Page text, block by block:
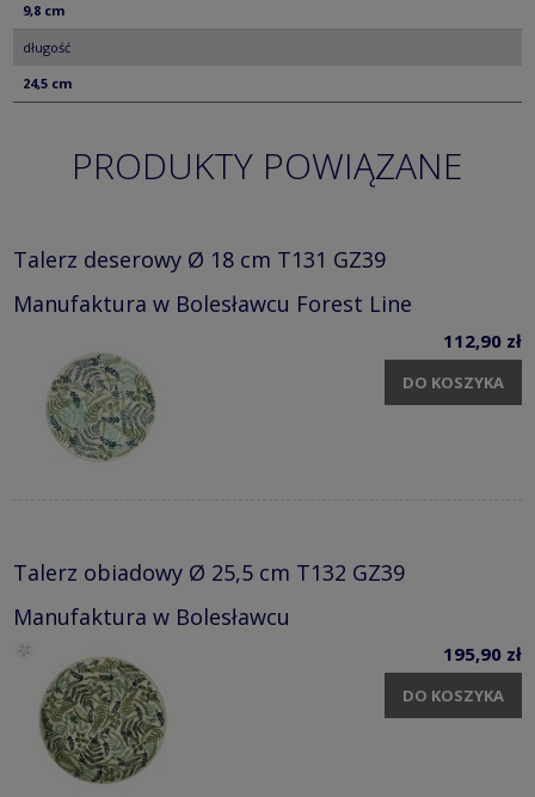
9,8 cm
długość
24,5 cm
PRODUKTY POWIĄZANE
Talerz deserowy Ø 18 cm T131 GZ39
Manufaktura w Bolesławcu Forest Line
112,90 zł
DO KOSZYKA
Talerz obiadowy Ø 25,5 cm T132 GZ39
Manufaktura w Bolesławcu
195,90 zł
DO KOSZYKA